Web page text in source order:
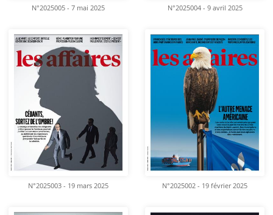
N°2025005 - 7 mai 2025 N°2025004 - 9 avril 2025
N°2025003 - 19 mars 2025 N°2025002 - 19 février 2025